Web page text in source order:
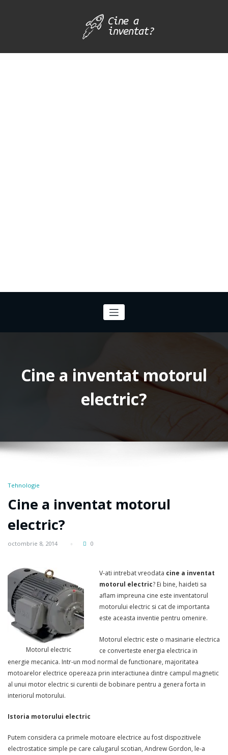
Cine a inventat motorul
electric?
Tehnologie
Cine a inventat motorul
electric?
octombrie 8, 2014 0
Motorul electric
V-ati intrebat vreodata cine a inventat
motorul electric? Ei bine, haideti sa
aflam impreuna cine este inventatorul
motorului electric si cat de importanta
este aceasta inventie pentru omenire.
Motorul electric este o masinarie electrica
ce converteste energia electrica in
energie mecanica. Intr-un mod normal de functionare, majoritatea
motoarelor electrice opereaza prin interactiunea dintre campul magnetic
al unui motor electric si curentii de bobinare pentru a genera forta in
interiorul motorului.
Istoria motorului electric
Putem considera ca primele motoare electrice au fost dispozitivele
electrostatice simple pe care calugarul scotian, Andrew Gordon, le-a